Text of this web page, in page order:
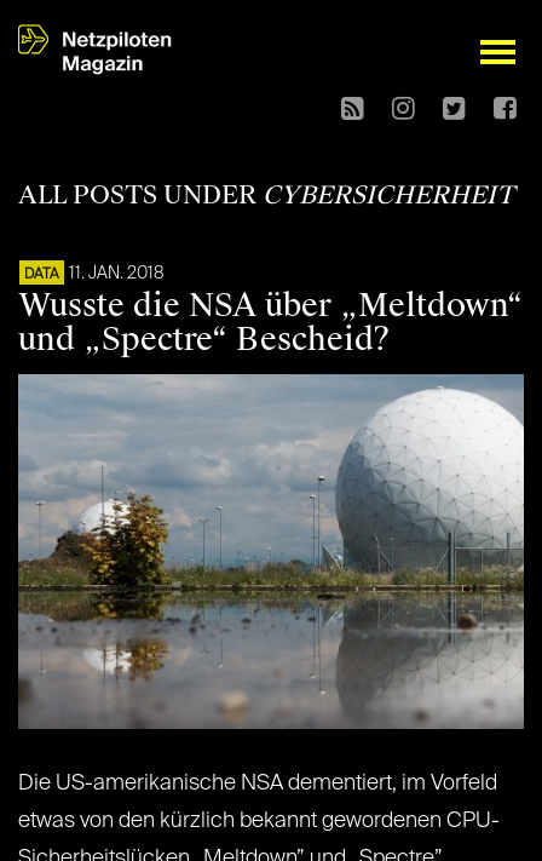
open
ALL POSTS UNDER CYBERSICHERHEIT
DATA 11. JAN. 2018
Wusste die NSA über „Meltdown“
und „Spectre“ Bescheid?
Die US-amerikanische NSA dementiert, im Vorfeld
etwas von den kürzlich bekannt gewordenen CPU-